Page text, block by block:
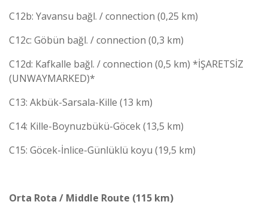
C12b: Yavansu bağl. / connection (0,25 km)
C12c: Göbün bağl. / connection (0,3 km)
C12d: Kafkalle bağl. / connection (0,5 km) *İŞARETSİZ
(UNWAYMARKED)*
C13: Akbük-Sarsala-Kille (13 km)
C14: Kille-Boynuzbükü-Göcek (13,5 km)
C15: Göcek-İnlice-Günlüklü koyu (19,5 km)
Orta Rota / Middle Route (115 km)